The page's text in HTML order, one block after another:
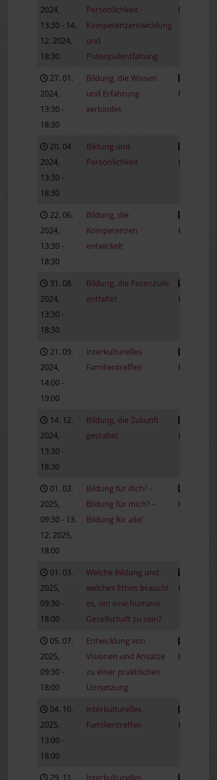
2024,
13:30 - 14.
12. 2024,
18:30
Persönlichkeit -
Kompetenzentwicklung
und
Potenzialentfaltung
Baden
27. 01.
2024,
13:30 -
18:30
Bildung, die Wissen
und Erfahrung
verbindet
Baden
20. 04.
2024,
13:30 -
18:30
Bildung und
Persönlichkeit
Baden
22. 06.
2024,
13:30 -
18:30
Bildung, die
Kompetenzen
entwickelt
Baden
31. 08.
2024,
13:30 -
18:30
Bildung, die Potenziale
entfaltet
Baden
21. 09.
2024,
14:00 -
19:00
Interkulturelles
Familientreffen
Baden
14. 12.
2024,
13:30 -
18:30
Bildung, die Zukunft
gestaltet
Baden
01. 03.
2025,
09:30 - 13.
12. 2025,
18:00
Bildung für dich? –
Bildung für mich? –
Bildung für alle!
Baden
01. 03.
2025,
09:30 -
18:00
Welche Bildung und
welches Ethos braucht
es, um eine humane
Gesellschaft zu sein?
Baden
05. 07.
2025,
09:30 -
18:00
Entwicklung von
Visionen und Ansätze
zu einer praktischen
Umsetzung
Baden
04. 10.
2025,
13:00 -
18:00
Interkulturelles
Familientreffen
Baden
29. 11. Interkulturelles